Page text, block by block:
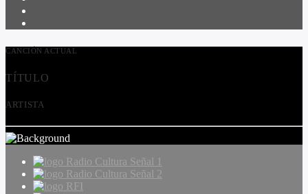
CANCIÓN ACTUAL
TÍTULO
ARTISTA
Radio Cultura Señal 1
Radio Cultura Señal 2
RFI